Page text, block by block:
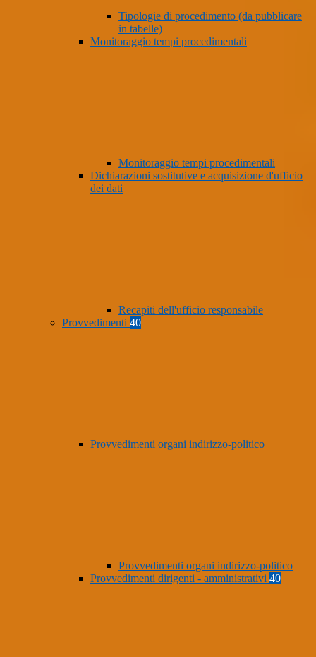
Tipologie di procedimento (da pubblicare
in tabelle)
Monitoraggio tempi procedimentali
Monitoraggio tempi procedimentali
Dichiarazioni sostitutive e acquisizione d'ufficio
dei dati
Recapiti dell'ufficio responsabile
Provvedimenti 40
Provvedimenti organi indirizzo-politico
Provvedimenti organi indirizzo-politico
Provvedimenti dirigenti - amministrativi 40